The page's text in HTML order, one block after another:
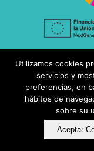
Utilizamos cookies
servicios y
preferencias, en
hábitos de
sobre su
Aceptar